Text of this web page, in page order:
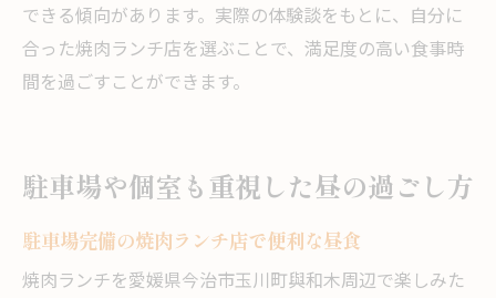
できる傾向があります。実際の体験談をもとに、自分に
合った焼肉ランチ店を選ぶことで、満足度の高い食事時
間を過ごすことができます。
駐車場や個室も重視した昼の過ごし方
駐車場完備の焼肉ランチ店で便利な昼食
焼肉ランチを愛媛県今治市玉川町與和木周辺で楽しみた